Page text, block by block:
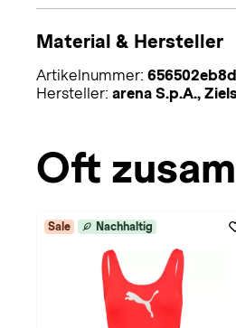
Material & Hersteller
Artikelnummer:
Hersteller: arena S.p.A.,
Oft
Sale Nachhaltig